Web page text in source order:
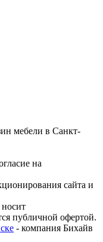
мебели в Санкт-
на
сайта и
публичной офертой.
- компания Бихайв